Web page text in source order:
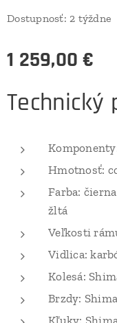
Dostupnosť: 2 týždne
1 259,00 €
Technický
Hmotnosť:
Farba:
žltá
Veľkosti
Vidlica:
Kolesá:
Brzdy:
Kľuky: